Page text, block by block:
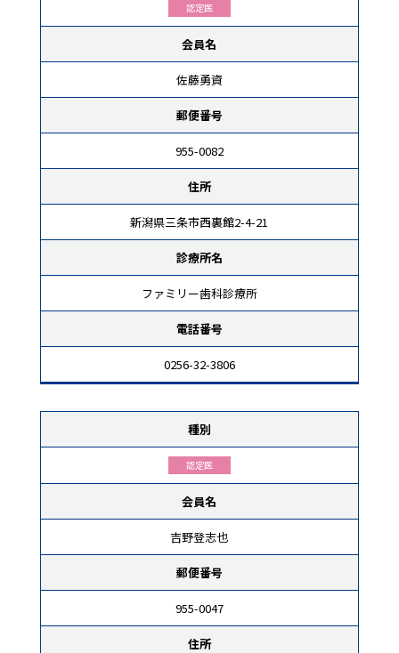
認定医
会員名
佐藤勇資
郵便番号
955-0082
住所
新潟県三条市西裏館2-4-21
診療所名
ファミリー歯科診療所
電話番号
0256-32-3806
種別
認定医
会員名
吉野登志也
郵便番号
955-0047
住所